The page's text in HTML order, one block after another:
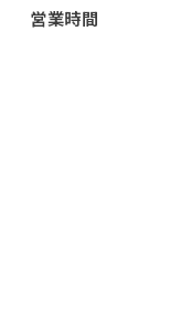
営業時間